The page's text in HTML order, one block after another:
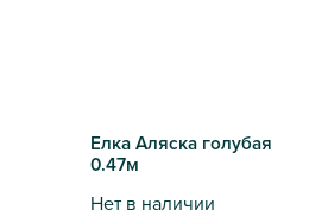
Елка Аляска голубая
0.47м
Нет в наличии